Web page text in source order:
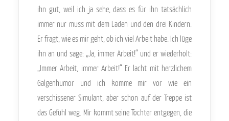
ihn gut, weil ich ja sehe, dass es für ihn tatsächlich
immer nur muss mit dem Laden und den drei Kindern.
Er fragt, wie es mir geht, ob ich viel Arbeit habe. Ich lüge
ihn an und sage: „Ja, immer Arbeit!“ und er wiederholt:
„Immer Arbeit, immer Arbeit!“ Er lacht mit herzlichem
Galgenhumor und ich komme mir vor wie ein
verschissener Simulant, aber schon auf der Treppe ist
das Gefühl weg. Mir kommt seine Tochter entgegen, die